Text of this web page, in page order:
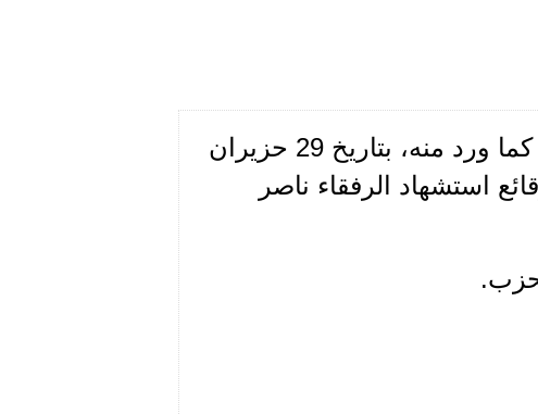
ننشر التقرير الذي رفعه الرفيق مطانيوس حاموش كما ورد منه، بتاريخ 29 حزيران
استشهاد الرفقاء ناصر